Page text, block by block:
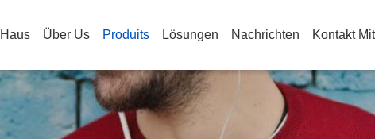
Haus Über Us Produits Lösungen Nachrichten Kontakt